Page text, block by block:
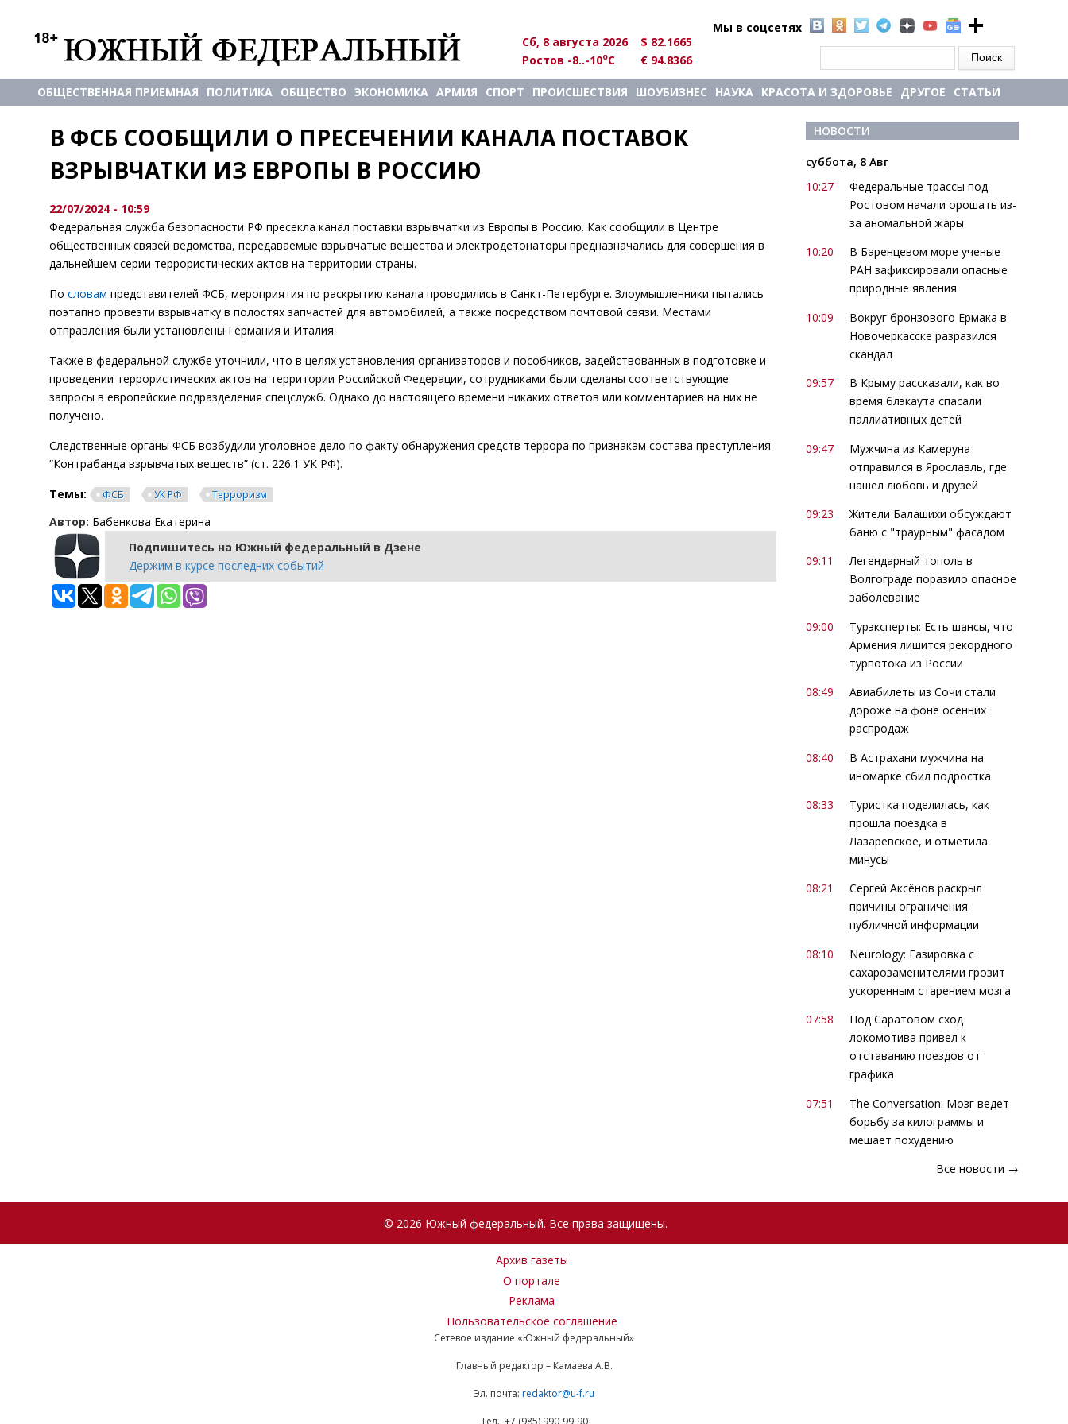
Мы в соцсетях
Сб, 8 августа 2026
$ 82.1665
Ростов -8..-10oC € 94.8366
ОБЩЕСТВЕННАЯ ПРИЕМНАЯ ПОЛИТИКА ОБЩЕСТВО ЭКОНОМИКА АРМИЯ СПОРТ ПРОИСШЕСТВИЯ ШОУБИЗНЕС НАУКА КРАСОТА И ЗДОРОВЬЕ ДРУГОЕ СТАТЬИ
В ФСБ СООБЩИЛИ О ПРЕСЕЧЕНИИ КАНАЛА ПОСТАВОК
ВЗРЫВЧАТКИ ИЗ ЕВРОПЫ В РОССИЮ
22/07/2024 - 10:59
Федеральная служба безопасности РФ пресекла канал поставки взрывчатки из Европы в Россию. Как сообщили в Центре
общественных связей ведомства, передаваемые взрывчатые вещества и электродетонаторы предназначались для совершения в
дальнейшем серии террористических актов на территории страны.
По словам представителей ФСБ, мероприятия по раскрытию канала проводились в Санкт-Петербурге. Злоумышленники пытались
поэтапно провезти взрывчатку в полостях запчастей для автомобилей, а также посредством почтовой связи. Местами
отправления были установлены Германия и Италия.
Также в федеральной службе уточнили, что в целях установления организаторов и пособников, задействованных в подготовке и
проведении террористических актов на территории Российской Федерации, сотрудниками были сделаны соответствующие
запросы в европейские подразделения спецслужб. Однако до настоящего времени никаких ответов или комментариев на них не
получено.
Следственные органы ФСБ возбудили уголовное дело по факту обнаружения средств террора по признакам состава преступления
“Контрабанда взрывчатых веществ” (ст. 226.1 УК РФ).
Темы:
ФСБ УК РФ Терроризм
Автор: Бабенкова Екатерина
Подпишитесь на Южный федеральный в Дзене
Держим в курсе последних событий
НОВОСТИ
суббота, 8 Авг
10:27
Федеральные трассы под
Ростовом начали орошать из-
за аномальной жары
10:20
В Баренцевом море ученые
РАН зафиксировали опасные
природные явления
10:09
Вокруг бронзового Ермака в
Новочеркасске разразился
скандал
09:57
В Крыму рассказали, как во
время блэкаута спасали
паллиативных детей
09:47
Мужчина из Камеруна
отправился в Ярославль, где
нашел любовь и друзей
09:23
Жители Балашихи обсуждают
баню с "траурным" фасадом
09:11
Легендарный тополь в
Волгограде поразило опасное
заболевание
09:00
Турэксперты: Есть шансы, что
Армения лишится рекордного
турпотока из России
08:49
Авиабилеты из Сочи стали
дороже на фоне осенних
распродаж
08:40
В Астрахани мужчина на
иномарке сбил подростка
08:33
Туристка поделилась, как
прошла поездка в
Лазаревское, и отметила
минусы
08:21
Сергей Аксёнов раскрыл
причины ограничения
публичной информации
08:10
Neurology: Газировка с
сахарозаменителями грозит
ускоренным старением мозга
07:58
Под Саратовом сход
локомотива привел к
отставанию поездов от
графика
07:51
The Conversation: Мозг ведет
борьбу за килограммы и
мешает похудению
Все новости →
© 2026 Южный федеральный. Все права защищены.
Архив газеты
О портале
Реклама
Пользовательское соглашение
Сетевое издание «Южный федеральный»
Главный редактор – Камаева А.В.
Эл. почта: redaktor@u-f.ru
Тел.: +7 (985) 990-99-90